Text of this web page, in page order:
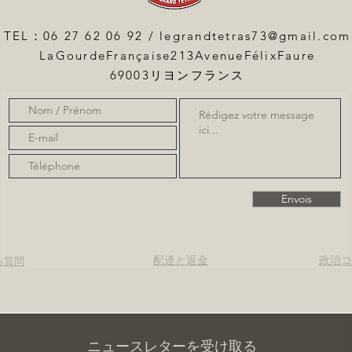
TEL：06 27 62 06 92 / legrandtetras73@gmail.com
LaGourdeFrançaise213AvenueFélixFaure
69003リヨンフランス
Envois
配達と返金 政治
質問
ニュースレターを受け取る